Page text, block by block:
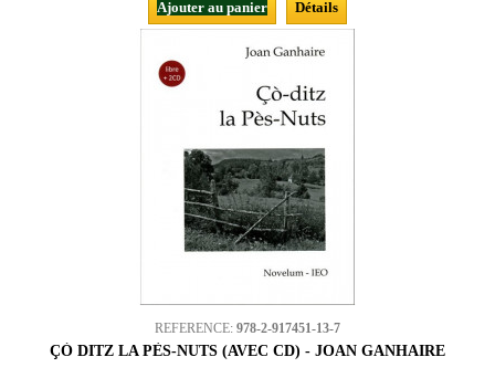
Ajouter au panier Détails
REFERENCE: 978-2-917451-13-7
ÇÒ DITZ LA PÈS-NUTS (AVEC CD) - JOAN GANHAIRE